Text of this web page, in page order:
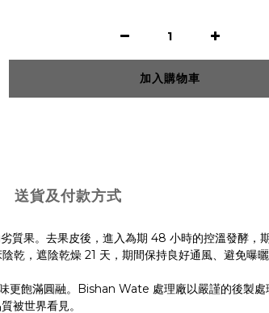
加入購物車
送貨及付款方式
質果。去果皮後，進入為期 48 小時的控溫發酵，
乾，遮陰乾燥 21 天，期間保持良好通風、避免曝
更飽滿圓融。 Bishan Wate 處理廠以嚴謹的後製
被世界看見。